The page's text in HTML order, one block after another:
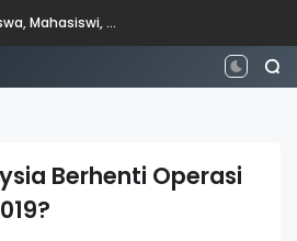
Perbezaan antara Mahasiswa, Mahasiswi, Graduan, Siswazah, Pascasiswazah, Doktor dan Pascakedoktoran
Berhenti Operasi